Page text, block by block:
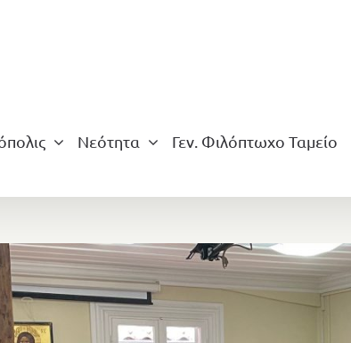
Νεότητα Γεν. Φιλόπτωχο Ταμείο